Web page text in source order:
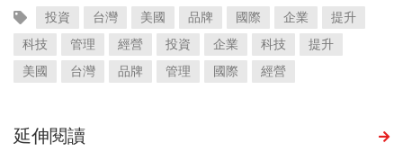
投資 台灣 美國 品牌 國際 企業
提升
科技
管理 經營 投資 企業 科技
提升
美國
台灣 品牌 管理 國際 經營
延伸閱讀